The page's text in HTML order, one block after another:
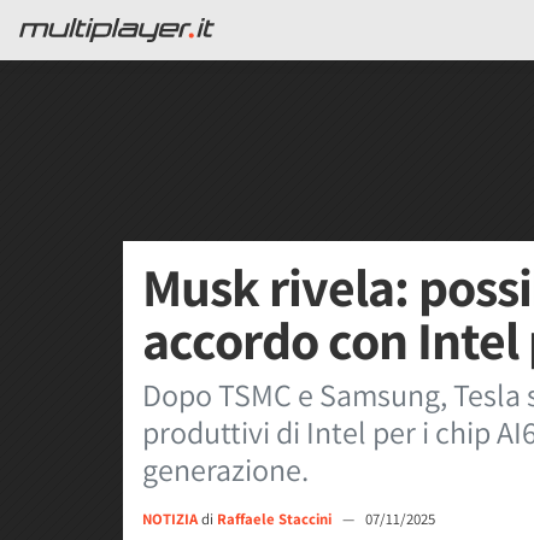
Musk rivela:
accordo con Intel
Dopo TSMC e Samsung,
produttivi di Intel per i chip
generazione.
NOTIZIAdi Raffaele Staccini — 07/11/2025